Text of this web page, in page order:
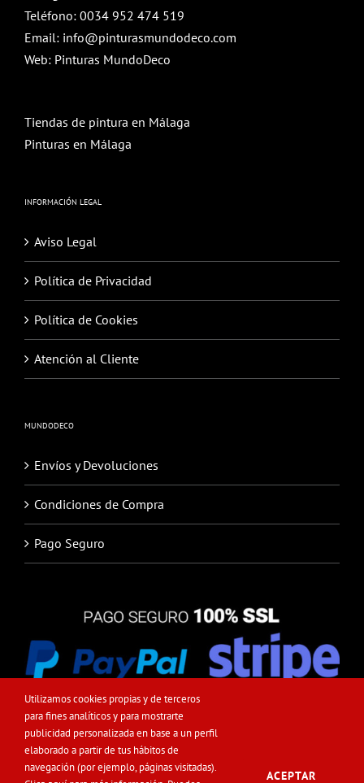
Teléfono: 0034 952 474 519
Email: info@pinturasmundodeco.com
Web: Pinturas MundoDeco
Tiendas de pintura en Málaga
Pinturas en Málaga
INFORMACIÓN LEGAL
Aviso Legal
Política de Privacidad
Política de Cookies
Atención al Cliente
MUNDODECO
Envíos y Devoluciones
Condiciones de Compra
Pago Seguro
Utilizamos cookies propias y de terceros
para fines analíticos y para mostrarte
publicidad personalizada en base a un perfil
elaborado a partir de tus hábitos de
navegación (por ejemplo, páginas visitadas).
ACEPTAR